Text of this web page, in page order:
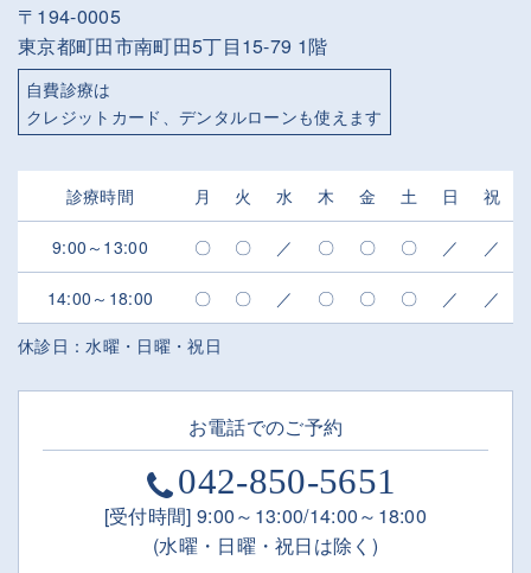
〒194-0005
東京都町田市南町田5丁目15-79 1階
自費診療は
クレジットカード、デンタルローンも使えます
診療時間 月 火 水 木 金 土 日 祝
9:00～13:00 〇 〇 ／ 〇 〇 〇 ／ ／
14:00～18:00 〇 〇 ／ 〇 〇 〇 ／
／
休診日：水曜・日曜・祝日
お電話でのご予約
042-850-5651
[受付時間] 9:00～13:00/14:00～18:00
(水曜・日曜・祝日は除く)